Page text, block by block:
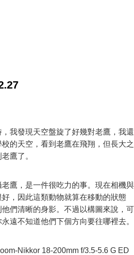
我發現天空盤旋了好幾對老鷹，我還
的天空，看到老鷹在飛翔，但長大之
鷹了。
鷹，是一件很吃力的事。現在相機與
，因此這類動物就算在移動的狀態
們清晰的身影。不過以構圖來說，可
遠不知道他們下個方向要往哪裡去。
Nikkor 18-200mm f/3.5-5.6 G ED